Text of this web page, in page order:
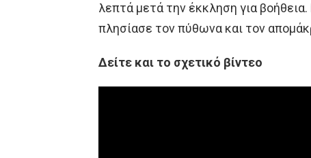
λεπτά μετά την έκκληση για
πλησίασε τον πύθωνα και τον
Δείτε και το σχετικό βίντεο